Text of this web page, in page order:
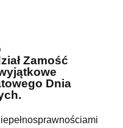
Zamość
Dnia